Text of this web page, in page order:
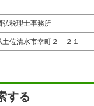
弘税理士事務所
土佐清水市幸町２－２１
する